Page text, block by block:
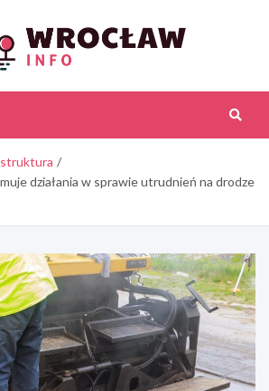
działania w sprawie utrudnień na drodze